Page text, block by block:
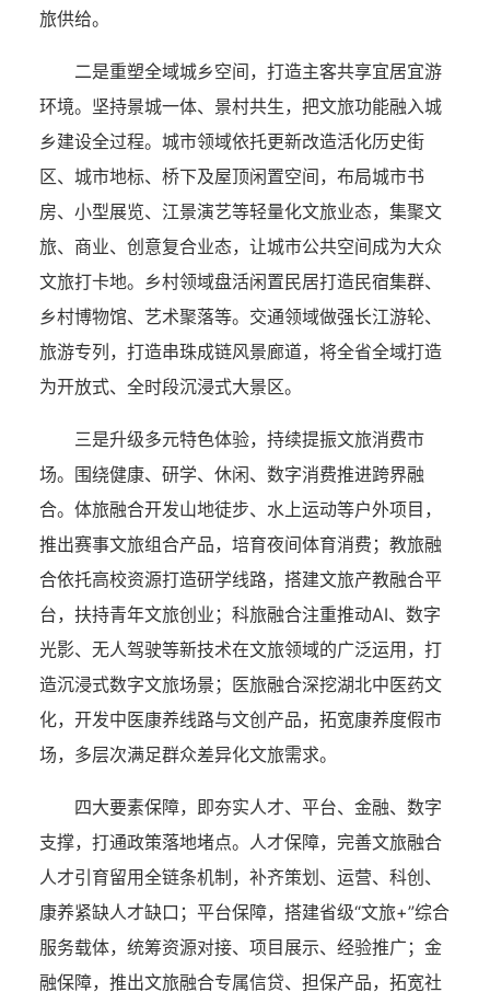
旅供给。
二是重塑全域城乡空间，打造主客共享宜居宜游
环境。坚持景城一体、景村共生，把文旅功能融入城
乡建设全过程。城市领域依托更新改造活化历史街
区、城市地标、桥下及屋顶闲置空间，布局城市书
房、小型展览、江景演艺等轻量化文旅业态，集聚文
旅、商业、创意复合业态，让城市公共空间成为大众
文旅打卡地。乡村领域盘活闲置民居打造民宿集群、
乡村博物馆、艺术聚落等。交通领域做强长江游轮、
旅游专列，打造串珠成链风景廊道，将全省全域打造
为开放式、全时段沉浸式大景区。
三是升级多元特色体验，持续提振文旅消费市
场。围绕健康、研学、休闲、数字消费推进跨界融
合。体旅融合开发山地徒步、水上运动等户外项目，
推出赛事文旅组合产品，培育夜间体育消费；教旅融
合依托高校资源打造研学线路，搭建文旅产教融合平
台，扶持青年文旅创业；科旅融合注重推动AI、数字
光影、无人驾驶等新技术在文旅领域的广泛运用，打
造沉浸式数字文旅场景；医旅融合深挖湖北中医药文
化，开发中医康养线路与文创产品，拓宽康养度假市
场，多层次满足群众差异化文旅需求。
四大要素保障，即夯实人才、平台、金融、数字
支撑，打通政策落地堵点。人才保障，完善文旅融合
人才引育留用全链条机制，补齐策划、运营、科创、
康养紧缺人才缺口；平台保障，搭建省级“文旅+”综合
服务载体，统筹资源对接、项目展示、经验推广；金
融保障，推出文旅融合专属信贷、担保产品，拓宽社